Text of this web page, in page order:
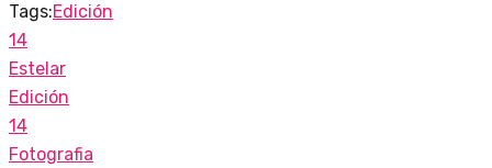
Tags:Edición
14
Estelar
Edición
14
Fotografia